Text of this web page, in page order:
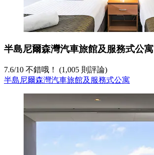
半島尼爾森灣汽車旅館及服務式公寓
7.6/10 不錯哦！ (1,005 則評論)
半島尼爾森灣汽車旅館及服務式公寓